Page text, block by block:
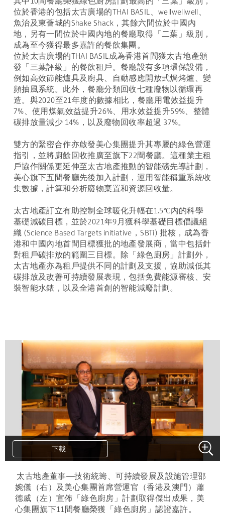
位於香港的包括太古廣場的THAI BASIL、wellwellwell、
魚治及東薈城的Shake Shack，其餘六間位於中國內
地，另有一間位於中國內地的餐廳取得「二葉」級別，
成為至今獲得最多嘉許的餐飲集團。
位於太古廣場的THAI BASIL成為香港首間獲太古地產頒
發「三葉評級」的餐飲租戶。餐廳設有多項環保設備，
例如高效節能爐具及廚具、自動感應開放式焗烤爐、變
頻抽風系統。此外，餐廳分類回收七種廢物以循環再
造。與2020至21年度的數據相比，餐廳用電效益提升
7%、使用煤氣效益提升26%、用水效益提升59%、整體
碳排放量減少 14%，以及廢物回收率超過 37%。
雙方的緊密合作亦啟發美心集團提升其專屬的綠色營運
指引，並將廚餘回收推廣至旗下22間餐廳。這種業主租
戶協作關係更延伸至太古地產推動的智能磅先導計劃，
美心旗下五間餐廳先後加入計劃，運用智能稱重系統收
集數據，計算和分析廢物棄置和資源回收量。
太古地產訂立有助控制全球暖化升幅在1.5°C內的科學
基礎減碳目標，並於2021年9月獲科學基礎目標倡議組
織 (Science Based Targets initiative，SBTi) 批核，成為香
港和中國內地首間目標獲批的地產發展商，當中包括針
對租戶碳排放的範圍三目標。除「綠色廚房」計劃外，
太古地產亦為租戶提供不同的計劃及支援，協助減低其
碳排放及改善可持續發展表現，包括免費能源審核、安
裝智能水錶，以及全港首創的智能減廢計劃。
下載
太古地產董事—技術統籌、可持續發展及設施管理邵
婉儀（右）及美心集團首席營運官（香港及澳門）蕭
德威（左）宣佈「綠色廚房」計劃取得傑出成果，美
心集團旗下11間餐廳榮獲「綠色廚房」認證嘉許。
下載
下載